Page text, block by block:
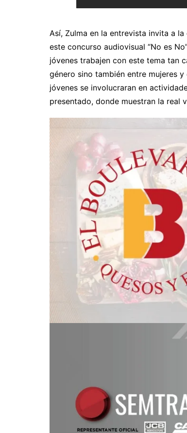
Así, Zulma en la entrevista invita a
este concurso audiovisual “No es
jóvenes trabajen con este tema tan
género sino también entre mujeres
jóvenes se involucraran en
presentado, donde muestran la real